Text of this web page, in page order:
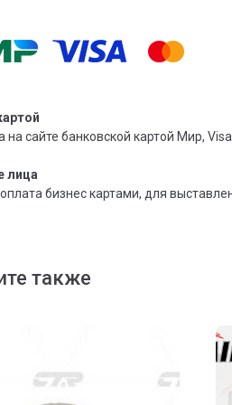
на сайте банковской картой Мир,
лица
бизнес картами, для
также